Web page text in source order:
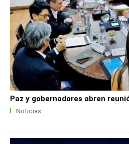
Paz y gobernadores abren
Noticias